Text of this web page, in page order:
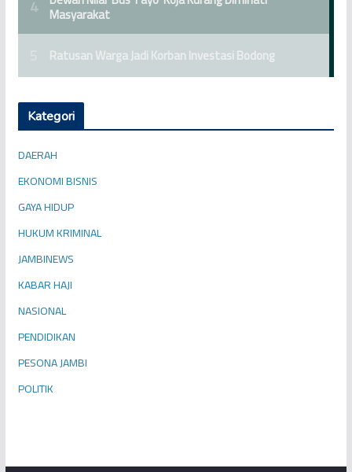
Kategori
DAERAH
EKONOMI BISNIS
GAYA HIDUP
HUKUM KRIMINAL
JAMBINEWS
KABAR HAJI
NASIONAL
PENDIDIKAN
PESONA JAMBI
POLITIK